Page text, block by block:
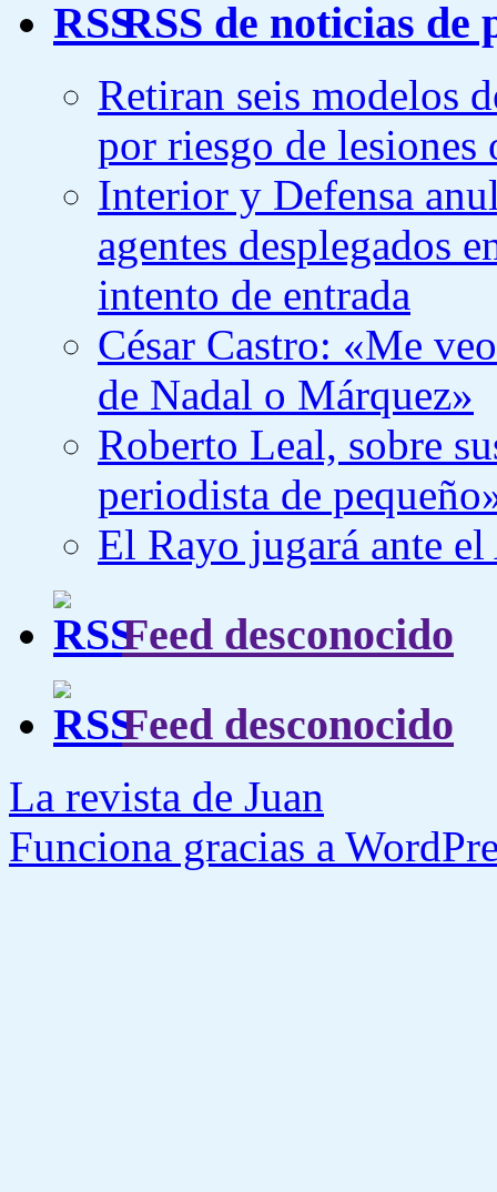
RSS de noticias de
Retiran seis modelos
por riesgo de lesiones
Interior y Defensa
agentes desplegados
intento de entrada
César Castro: «Me
de Nadal o Márquez»
Roberto Leal, sobre
periodista de
El Rayo jugará ante
Feed desconocido
Feed desconocido
La revista de Juan
Funciona gracias a